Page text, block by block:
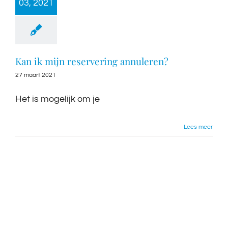
03, 2021
Kan ik mijn reservering annuleren?
27 maart 2021
Het is mogelijk om je
Lees meer